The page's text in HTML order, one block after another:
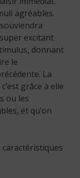
agréables.
excitant
donnant
le
La
grâce à elle
ou les
et qu’on